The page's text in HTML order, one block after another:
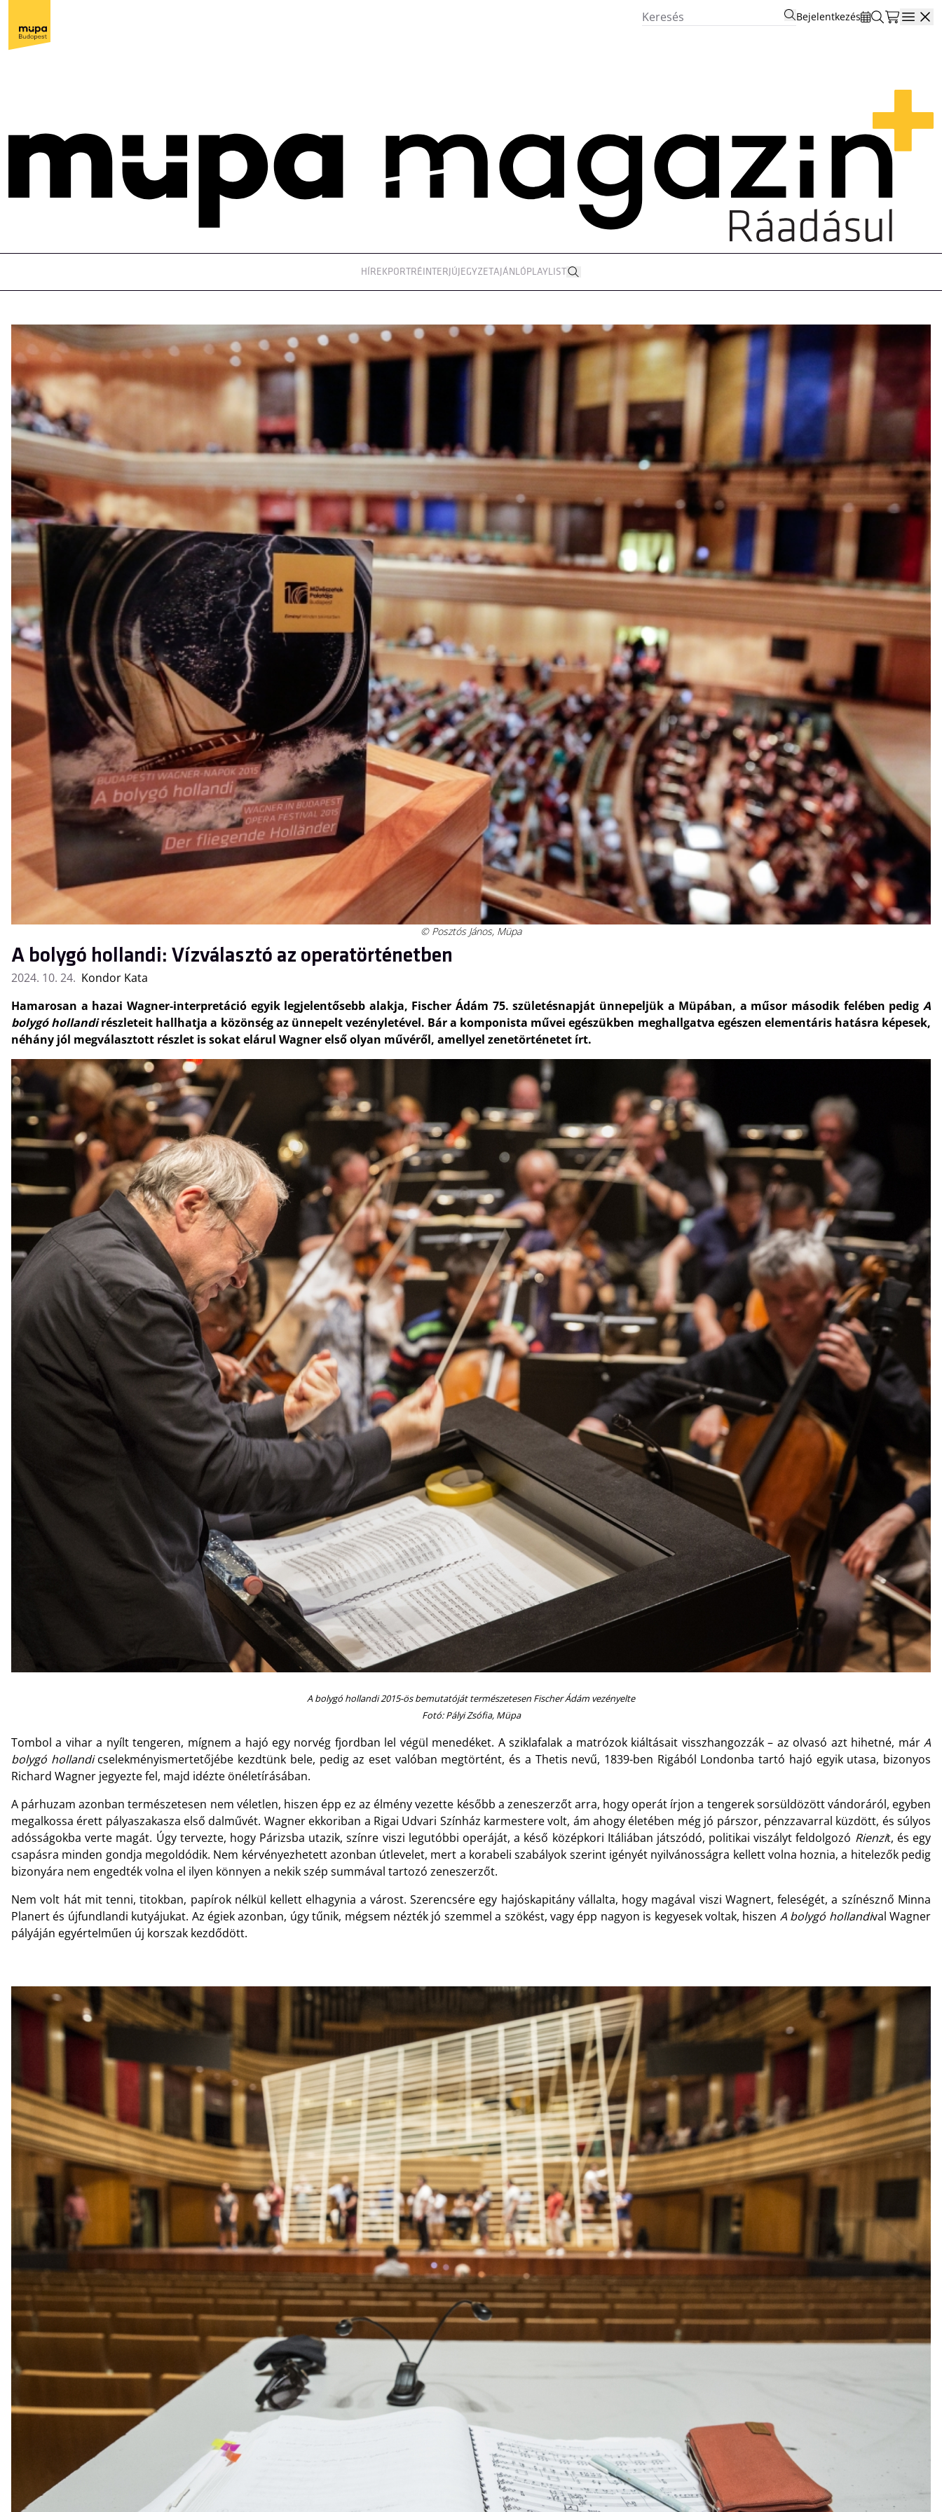
Bejelentkezés
HÍREKPORTRÉINTERJÚJEGYZETAJÁNLÓPLAYLIST
© Posztós János, Müpa
A bolygó hollandi: Vízválasztó az operatörténetben
2024. 10. 24. Kondor Kata
Hamarosan a hazai Wagner-interpretáció egyik legjelentősebb alakja, Fischer Ádám 75. születésnapját ünnepeljük a Müpában, a műsor második felében pedig A
bolygó hollandirészleteit hallhatja a közönség az ünnepelt vezényletével. Bár a komponista művei egészükben meghallgatva egészen elementáris hatásra képesek,
néhány jól megválasztott részlet is sokat elárul Wagner első olyan művéről, amellyel zenetörténetet írt.
A bolygó hollandi 2015-ös bemutatóját természetesen Fischer Ádám vezényelte
Fotó: Pályi Zsófia, Müpa
Tombol a vihar a nyílt tengeren, mígnem a hajó egy norvég fjordban lel végül menedéket. A sziklafalak a matrózok kiáltásait visszhangozzák – az olvasó azt hihetné, már A
bolygó hollandicselekményismertetőjébe kezdtünk bele, pedig az eset valóban megtörtént, és a Thetis nevű, 1839-ben Rigából Londonba tartó hajó egyik utasa, bizonyos
Richard Wagner jegyezte fel, majd idézte önéletírásában.
A párhuzam azonban természetesen nem véletlen, hiszen épp ez az élmény vezette később a zeneszerzőt arra, hogy operát írjon a tengerek sorsüldözött vándoráról, egyben
megalkossa érett pályaszakasza első dalművét. Wagner ekkoriban a Rigai Udvari Színház karmestere volt, ám ahogy életében még jó párszor, pénzzavarral küzdött, és súlyos
adósságokba verte magát. Úgy tervezte, hogy Párizsba utazik, színre viszi legutóbbi operáját, a késő középkori Itáliában játszódó, politikai viszályt feldolgozó Rienzit, és egy
csapásra minden gondja megoldódik. Nem kérvényezhetett azonban útlevelet, mert a korabeli szabályok szerint igényét nyilvánosságra kellett volna hoznia, a hitelezők pedig
bizonyára nem engedték volna el ilyen könnyen a nekik szép summával tartozó zeneszerzőt.
Nem volt hát mit tenni, titokban, papírok nélkül kellett elhagynia a várost. Szerencsére egy hajóskapitány vállalta, hogy magával viszi Wagnert, feleségét, a színésznő Minna
Planert és újfundlandi kutyájukat. Az égiek azonban, úgy tűnik, mégsem nézték jó szemmel a szökést, vagy épp nagyon is kegyesek voltak, hiszen A bolygó hollandival Wagner
pályáján egyértelműen új korszak kezdődött.